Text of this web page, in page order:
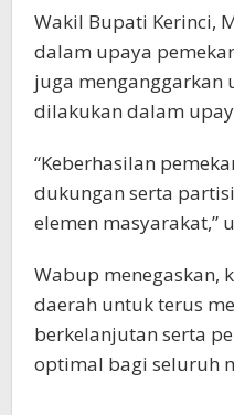
Wakil Bupati Kerinci,
dalam upaya
juga menganggarkan
dilakukan dalam
“Keberhasilan
dukungan serta
elemen masyarakat,”
Wabup menegaskan,
daerah untuk terus
berkelanjutan serta
optimal bagi seluruh